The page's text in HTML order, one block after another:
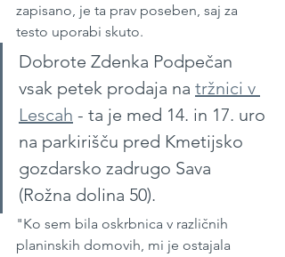
zapisano, je ta prav poseben, saj za
testo uporabi skuto.
Dobrote Zdenka Podpečan
vsak petek prodaja na tržnici v
Lescah - ta je med 14. in 17. uro
na parkirišču pred Kmetijsko
gozdarsko zadrugo Sava
(Rožna dolina 50).
"Ko sem bila oskrbnica v različnih
planinskih domovih, mi je ostajala